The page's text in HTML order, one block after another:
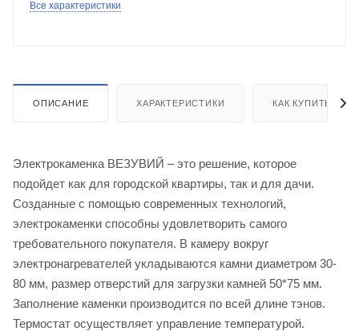
Все характеристики
ОПИСАНИЕ ХАРАКТЕРИСТИКИ КАК КУПИТЬ
Электрокаменка ВЕЗУВИЙ – это решение, которое
подойдет как для городской квартиры, так и для дачи.
Созданные с помощью современных технологий,
электрокаменки способны удовлетворить самого
требовательного покупателя. В камеру вокруг
электронагревателей укладываются камни диаметром 30-
80 мм, размер отверстий для загрузки камней 50*75 мм.
Заполнение каменки производится по всей длине тэнов.
Термостат осуществляет управление температурой.